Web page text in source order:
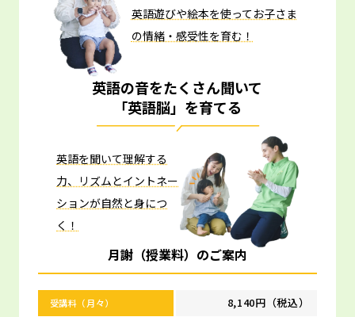
英語遊びや絵本を使ってお子さま
の情緒・感受性を育む！
英語の音をたくさん聞いて
「英語脳」を育てる
英語を聞いて理解する
力、リズムとイントネー
ションが自然と身につ
く！
月謝（授業料）のご案内
受講料（月々） 8,140円（税込）